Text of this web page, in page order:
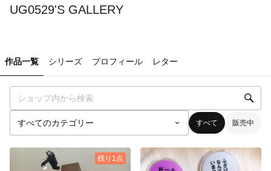
UG0529'S GALLERY
作品一覧 シリーズ プロフィール レター
すべて 販売中
残り1点